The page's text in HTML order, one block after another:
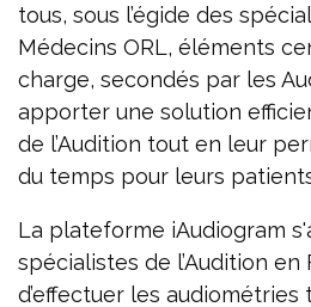
tous, sous l’égide des
Médecins ORL, éléments
charge, secondés par les
apporter une solution
de l’Audition tout en leur
du temps pour leurs
La plateforme iAudiogram
spécialistes de l’Audition
d’effectuer les